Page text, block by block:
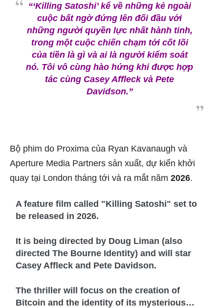
“‘Killing Satoshi’ kể về những kẻ ngoài
cuộc bất ngờ đứng lên đối đầu với
những người quyền lực nhất hành tinh,
trong một cuộc chiến chạm tới cốt lõi
của tiền là gì và ai là người kiểm soát
nó. Tôi vô cùng hào hứng khi được hợp
tác cùng Casey Affleck và Pete
Davidson.”
Bộ phim do Proxima của Ryan Kavanaugh và
Aperture Media Partners sản xuất, dự kiến khởi
quay tại London tháng tới và ra mắt năm 2026.
A feature film called "Killing Satoshi" set to
be released in 2026.
It is being directed by Doug Liman (also
directed The Bourne Identity) and will star
Casey Affleck and Pete Davidson.
The thriller will focus on the creation of
Bitcoin and the identity of its mysterious…